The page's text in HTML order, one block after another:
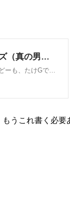
うこれ書く必要